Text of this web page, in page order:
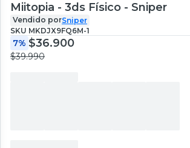
Miitopia - 3ds Físico - Sniper
Vendido porSniper
SKU MKDJX9FQ6M-1
7% $36.900
$39.990